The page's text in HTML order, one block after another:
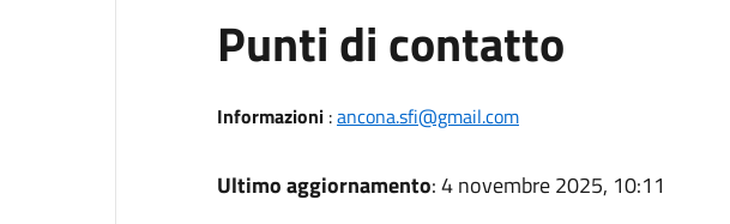
Punti di contatto
Informazioni:ancona.sfi@gmail.com
Ultimo aggiornamento: 4 novembre 2025, 10:11